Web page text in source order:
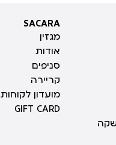
SACARA
SACARA
מגזין
אודות
סניפים
קריירה
מועדון לקוחות
GIFT CARD